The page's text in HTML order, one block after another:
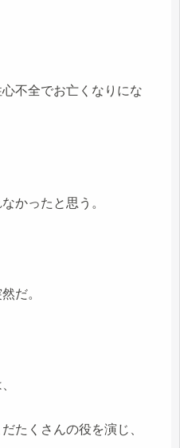
不全でお亡くなりにな
かったと思う。
だ。
たくさんの役を演じ、